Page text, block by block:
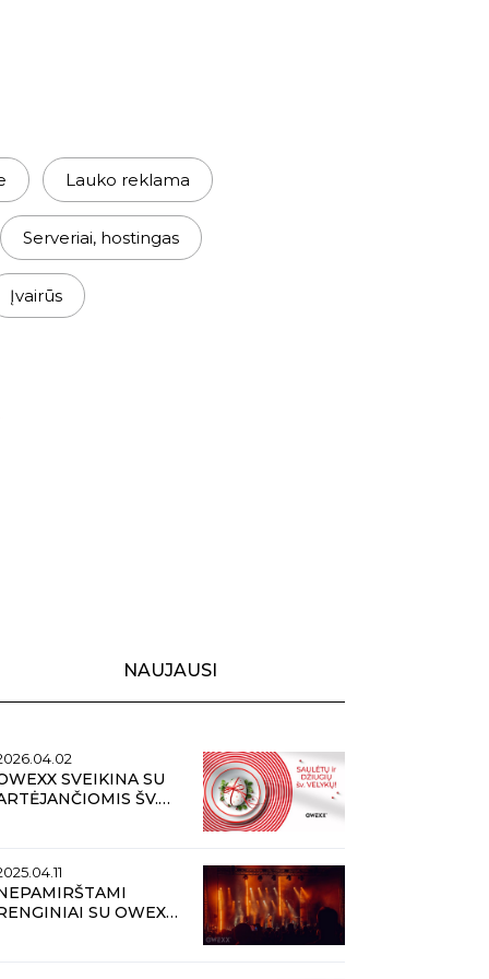
Lauko reklama
Serveriai, hostingas
Įvairūs
NAUJAUSI
SVEIKINA SU
ŠV.
SU OWEXX: